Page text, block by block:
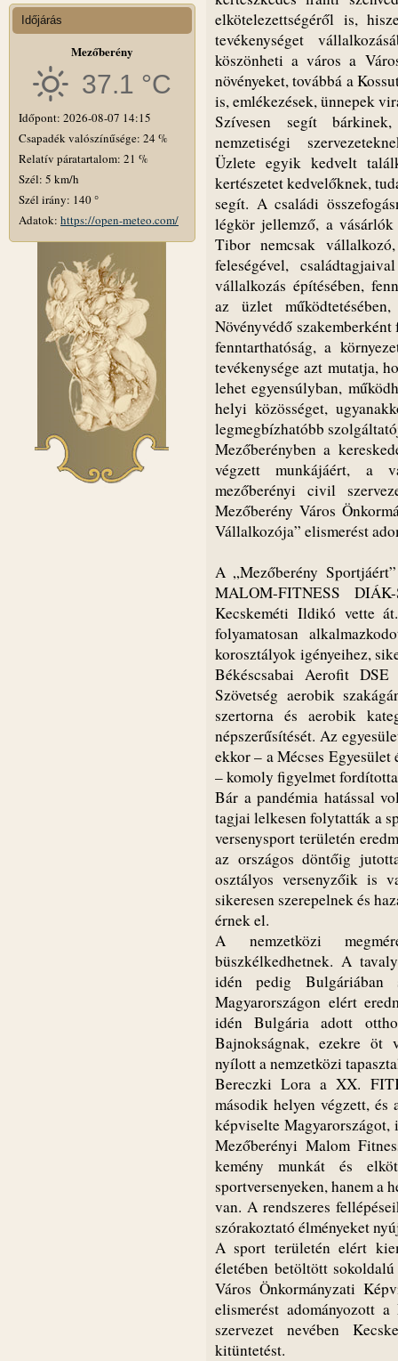
Időjárás
Mezőberény
37.1 °C
Időpont: 2026-08-07 14:15
Csapadék valószínűsége: 24 %
Relatív páratartalom: 21 %
Szél: 5 km/h
Szél irány: 140 °
Adatok: https://open-meteo.com/
elkötelezettségéről is,
tevékenységet
köszönheti a város a
növényeket, továbbá a
is, emlékezések, ünnepek
Szívesen segít
nemzetiségi
Üzlete egyik kedvelt
kertészetet kedvelőknek,
segít. A családi
légkör jellemző, a
Tibor nemcsak
feleségével,
vállalkozás építésében,
az üzlet
Növényvédő szakemberként
fenntarthatóság, a
tevékenysége azt mutatja,
lehet egyensúlyban,
helyi közösséget,
legmegbízhatóbb
Mezőberényben a
végzett munkájáért, a
mezőberényi civil
Mezőberény Város
Vállalkozója” elismerést
A „Mezőberény
MALOM-FITNESS
Kecskeméti Ildikó vette
folyamatosan
korosztályok igényeihez,
Békéscsabai Aerofit
Szövetség aerobik
szertorna és aerobik
népszerűsítését. Az
ekkor – a Mécses
– komoly figyelmet
Bár a pandémia hatással
tagjai lelkesen folytatták a
versenysport területén
az országos döntőig
osztályos versenyzőik is
sikeresen szerepelnek és
érnek el.
A nemzetközi
büszkélkedhetnek. A
idén pedig Bulgáriában
Magyarországon elért
idén Bulgária adott
Bajnokságnak, ezekre öt
nyílott a nemzetközi
Bereczki Lora a XX.
második helyen végzett, és
képviselte
Mezőberényi Malom
kemény munkát és
sportversenyeken, hanem a
van. A rendszeres
szórakoztató élményeket
A sport területén elért
életében betöltött
Város Önkormányzati
elismerést adományozott
szervezet nevében
kitüntetést.